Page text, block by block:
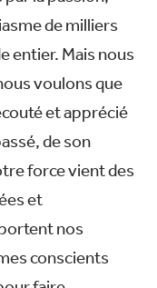
de milliers
entier. Mais nous
voulons que
et apprécié
de son
force vient des
et
nos
conscients